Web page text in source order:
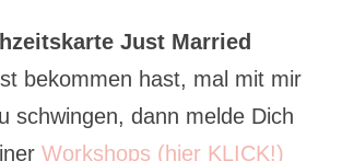
Just Married
bekommen hast, mal mit mir
schwingen, dann melde Dich
Workshops (hier KLICK!)